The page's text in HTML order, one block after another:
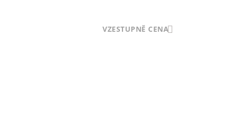
VZESTUPNĚ CENA